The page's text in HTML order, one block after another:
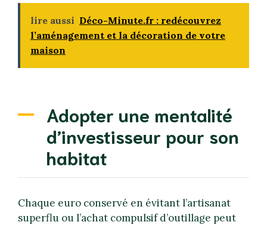
lire aussi Déco-Minute.fr : redécouvrez
l’aménagement et la décoration de votre
maison
Adopter une mentalité
d’investisseur pour son
habitat
Chaque euro conservé en évitant l’artisanat
superflu ou l’achat compulsif d’outillage peut